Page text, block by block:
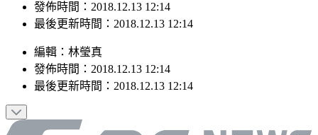
發佈時間：2018.12.13 12:14
最後更新時間：2018.12.13 12:14
編輯 ： 林瑩真
發佈時間： 2018.12.13 12:14
最後更新時間： 2018.12.13 12:14